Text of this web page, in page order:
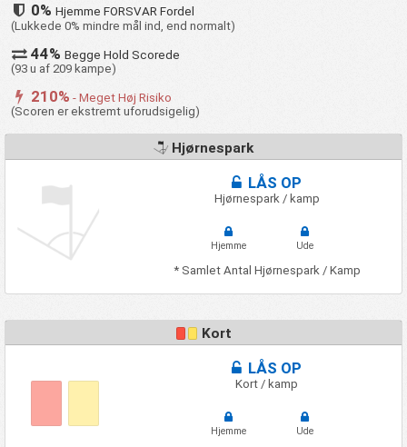
0%Hjemme FORSVAR Fordel
(Lukkede 0% mindre mål ind, end normalt)
44%Begge Hold Scorede
(93 u af 209 kampe)
210% - Meget Høj Risiko
(Scoren er ekstremt uforudsigelig)
Hjørnespark
LÅS OP
Hjørnespark / kamp
Hjemme Ude
* Samlet Antal Hjørnespark / Kamp
Kort
LÅS OP
Kort / kamp
Hjemme Ude